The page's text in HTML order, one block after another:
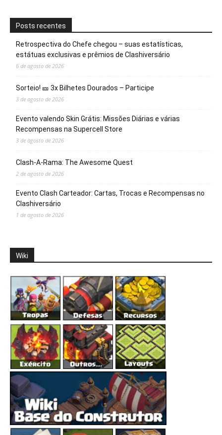
Posts recentes
Retrospectiva do Chefe chegou – suas estatísticas,
estátuas exclusivas e prêmios de Clashiversário
6 de agosto de 2026
Sorteio! 🎫 3x Bilhetes Dourados – Participe
3 de agosto de 2026
Evento valendo Skin Grátis: Missões Diárias e várias
Recompensas na Supercell Store
3 de agosto de 2026
Clash-A-Rama: The Awesome Quest
2 de agosto de 2026
Evento Clash Carteador: Cartas, Trocas e Recompensas no
Clashiversário
1 de agosto de 2026
Wiki